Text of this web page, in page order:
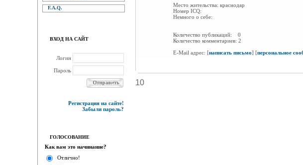
F.A.Q.
ВХОД НА САЙТ
Логин
Пароль
Регистрация на сайте!
Забыли пароль?
ГОЛОСОВАНИЕ
Как вам это начинание?
Отлично!
Место жительства: краснодар
Номер ICQ:
Немного о себе:
Количество публикаций: 0
Количество комментариев: 2
E-Mail адрес: [написать письмо] [персональное
10